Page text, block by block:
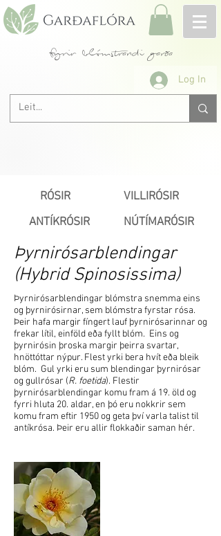
fyrir blómstrandi garða
Log In
RÓSIR
ANTÍKRÓSIR
VILLIRÓSIR
NÚTÍMARÓSIR
Þyrnirósarblendingar
(Hybrid Spinosissima)
Þyrnirósarblendingar blómstra snemma eins
og þyrnirósirnar, sem blómstra fyrstar rósa.
Þeir hafa margir fíngert lauf þyrnirósarinnar og
frekar lítil, einföld eða fyllt blóm. Eins og
þyrnirósin þroska margir þeirra svartar,
hnöttóttar nýpur. Flest yrki bera hvít eða bleik
blóm. Gul yrki eru sum blendingar þyrnirósar
og gullrósar (R. foetida). Flestir
þyrnirósarblendingar komu fram á 19. öld og
fyrri hluta 20. aldar, en þó eru nokkrir sem
komu fram eftir 1950 og geta því varla talist til
antíkrósa. Þeir eru allir flokkaðir saman hér.